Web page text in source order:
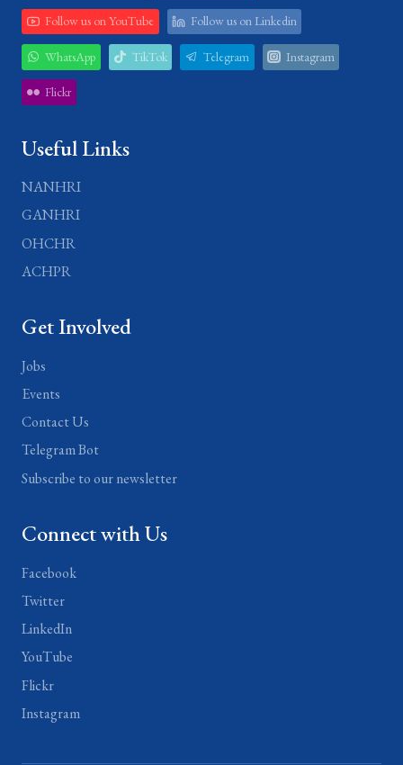
Follow us on YouTube Follow us on Linkedin
WhatsApp TikTok Telegram Instagram
Flickr
Useful Links
NANHRI
GANHRI
OHCHR
ACHPR
Get Involved
Jobs
Events
Contact Us
Telegram Bot
Subscribe to our newsletter
Connect with Us
Facebook
Twitter
LinkedIn
YouTube
Flickr
Instagram